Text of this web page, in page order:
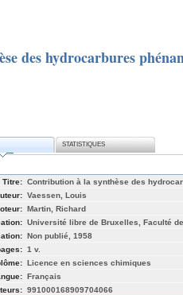
des hydrocarbures
STATISTIQUES
Titre: Contribution à la synthèse des
Vaessen, Louis
Martin, Richard
Université libre de Bruxelles, Faculté
Non publié, 1958
1 v.
Licence en sciences chimiques
Français
991000168909704066